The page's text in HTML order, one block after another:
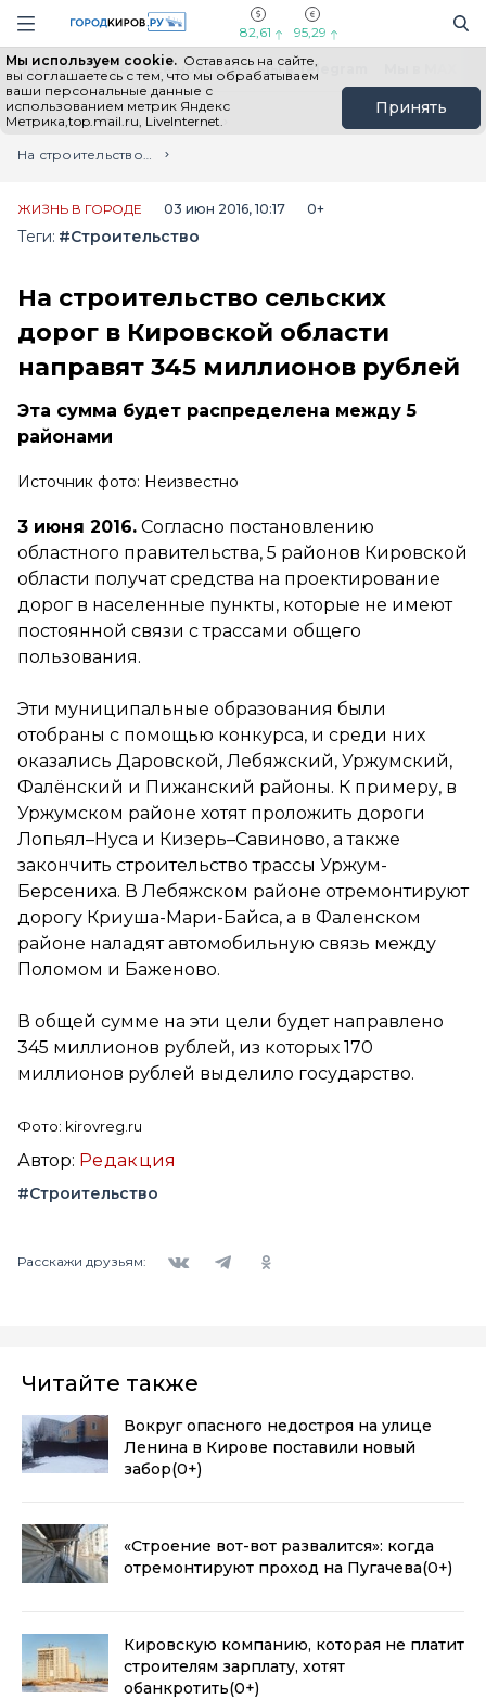
Навигация сайта
82,61 95,29
Мы используем cookie. Оставаясь на сайте,
вы соглашаетесь с тем, что мы обрабатываем
ваши персональные данные с
использованием метрик Яндекс
Метрика,top.mail.ru, LiveInternet.
Принять
Выборы - 2026 Все новости Мы в Telegram
Главная
Лента новостей
На строительство сельских дорог в Кировской области направят 345 миллионов рублей
ЖИЗНЬ В ГОРОДЕ 03 июн 2016, 10:17 0+
Теги: #Строительство
На строительство сельских
дорог в Кировской области
направят 345 миллионов рублей
Эта сумма будет распределена между 5
районами
Источник фото: Неизвестно
3 июня 2016. Согласно постановлению
областного правительства, 5 районов Кировской
области получат средства на проектирование
дорог в населенные пункты, которые не имеют
постоянной связи с трассами общего
пользования.
Эти муниципальные образования были
отобраны с помощью конкурса, и среди них
оказались Даровской, Лебяжский, Уржумский,
Фалёнский и Пижанский районы. К примеру, в
Уржумском районе хотят проложить дороги
Лопьял–Нуса и Кизерь–Савиново, а также
закончить строительство трассы Уржум-
Берсениха. В Лебяжском районе отремонтируют
дорогу Криуша-Мари-Байса, а в Фаленском
районе наладят автомобильную связь между
Поломом и Баженово.
В общей сумме на эти цели будет направлено
345 миллионов рублей, из которых 170
миллионов рублей выделило государство.
Фото: kirovreg.ru
Автор: Редакция
#Строительство
Расскажи друзьям:
Читайте также
Вокруг опасного недостроя на улице
Ленина в Кирове поставили новый
забор(0+)
«Строение вот-вот развалится»: когда
отремонтируют проход на Пугачева(0+)
Кировскую компанию, которая не платит
строителям зарплату, хотят
обанкротить(0+)